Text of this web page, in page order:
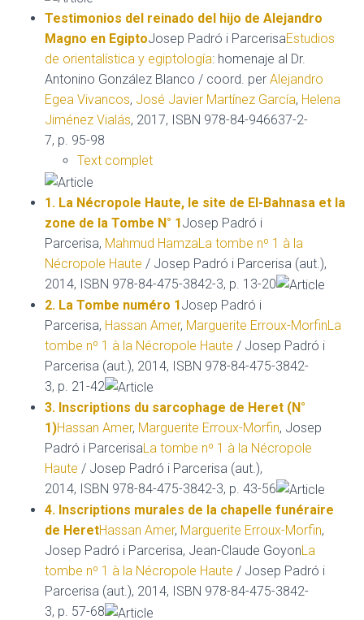
Testimonios del reinado del hijo de Alejandro
Magno en EgiptoJosep Padró i ParcerisaEstudios
de orientalística y egiptología: homenaje al Dr.
Antonino González Blanco / coord. per Alejandro
Egea Vivancos, José Javier Martínez García, Helena
Jiménez Vialás, 2017, ISBN 978-84-946637-2-
7, p. 95-98
Text complet
1. La Nécropole Haute, le site de El-Bahnasa et la
zone de la Tombe N° 1Josep Padró i
Parcerisa, Mahmud HamzaLa tombe nº 1 à la
Nécropole Haute / Josep Padró i Parcerisa (aut.),
2014, ISBN 978-84-475-3842-3, p. 13-20
2. La Tombe numéro 1Josep Padró i
Parcerisa, Hassan Amer, Marguerite Erroux-MorfinLa
tombe nº 1 à la Nécropole Haute / Josep Padró i
Parcerisa (aut.), 2014, ISBN 978-84-475-3842-
3, p. 21-42
3. Inscriptions du sarcophage de Heret (N°
1)Hassan Amer, Marguerite Erroux-Morfin, Josep
Padró i ParcerisaLa tombe nº 1 à la Nécropole
Haute / Josep Padró i Parcerisa (aut.),
2014, ISBN 978-84-475-3842-3, p. 43-56
4. Inscriptions murales de la chapelle funéraire
de HeretHassan Amer, Marguerite Erroux-Morfin,
Josep Padró i Parcerisa, Jean-Claude GoyonLa
tombe nº 1 à la Nécropole Haute / Josep Padró i
Parcerisa (aut.), 2014, ISBN 978-84-475-3842-
3, p. 57-68